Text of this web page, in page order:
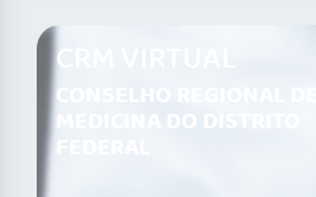
CRM VIRTUAL
CONSELHO REGIONAL DE
MEDICINA DO DISTRITO